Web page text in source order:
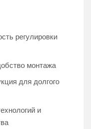
регулировки
монтажа
для долгого
и